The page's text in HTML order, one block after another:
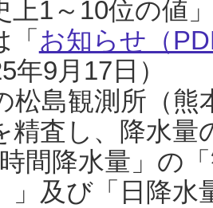
上1～10位の値
お知らせ（
年9月17日）
松島観測所（熊
精査し、降水
時間降水量」の
」及び「日降